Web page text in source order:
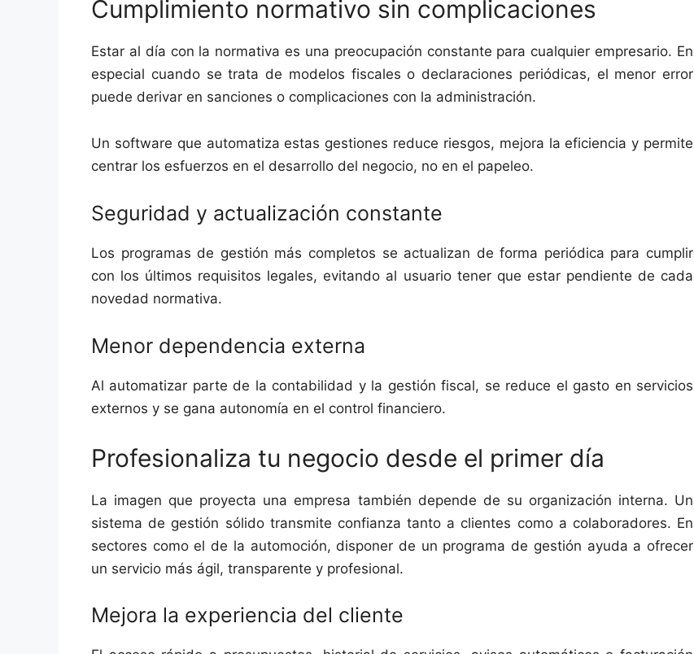
Cumplimiento normativo sin complicaciones
Estar al día con la normativa es una preocupación constante para cualquier empresario. En
especial cuando se trata de modelos fiscales o declaraciones periódicas, el menor error
puede derivar en sanciones o complicaciones con la administración.
Un software que automatiza estas gestiones reduce riesgos, mejora la eficiencia y permite
centrar los esfuerzos en el desarrollo del negocio, no en el papeleo.
Seguridad y actualización constante
Los programas de gestión más completos se actualizan de forma periódica para cumplir
con los últimos requisitos legales, evitando al usuario tener que estar pendiente de cada
novedad normativa.
Menor dependencia externa
Al automatizar parte de la contabilidad y la gestión fiscal, se reduce el gasto en servicios
externos y se gana autonomía en el control financiero.
Profesionaliza tu negocio desde el primer día
La imagen que proyecta una empresa también depende de su organización interna. Un
sistema de gestión sólido transmite confianza tanto a clientes como a colaboradores. En
sectores como el de la automoción, disponer de un programa de gestión ayuda a ofrecer
un servicio más ágil, transparente y profesional.
Mejora la experiencia del cliente